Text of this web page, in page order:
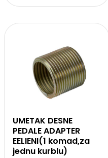
UMETAK DESNE
PEDALE ADAPTER
EELIENI(1 komad,za
jednu kurblu)